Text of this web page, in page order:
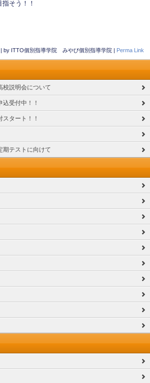
そう！！
by ITTO個別指導学院 みやび個別指導学院 Perma Link
説明会について
受付中！！
タート！！
テストに向けて